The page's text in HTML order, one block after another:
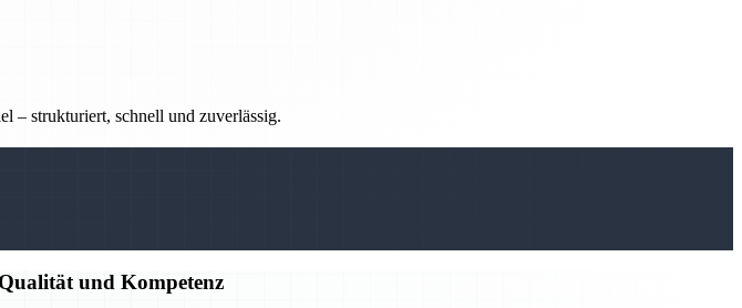
– strukturiert, schnell und zuverlässig.
und Kompetenz